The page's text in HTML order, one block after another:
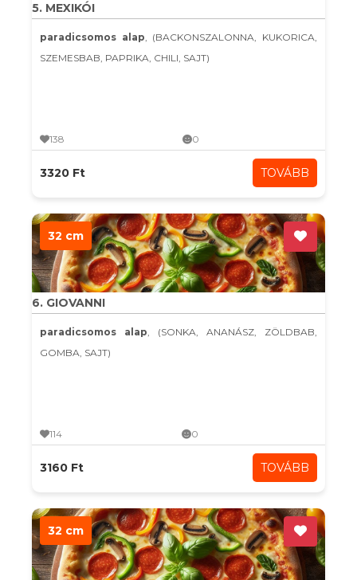
5. MEXIKÓI
paradicsomos alap, (BACKONSZALONNA, KUKORICA,
SZEMESBAB, PAPRIKA, CHILI, SAJT)
138 0
3320 Ft TOVÁBB
32 cm
6. GIOVANNI
paradicsomos alap, (SONKA, ANANÁSZ, ZÖLDBAB,
GOMBA, SAJT)
114 0
3160 Ft TOVÁBB
32 cm